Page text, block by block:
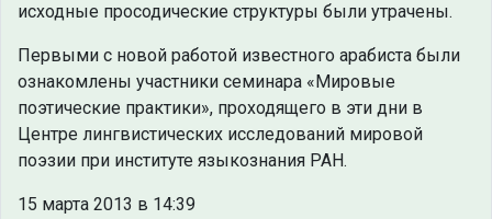
исходные просодические структуры были утрачены.
Первыми с новой работой известного арабиста были
ознакомлены участники семинара «Мировые
поэтические практики», проходящего в эти дни в
Центре лингвистических исследований мировой
поэзии при институте языкознания РАН.
15 марта 2013 в 14:39